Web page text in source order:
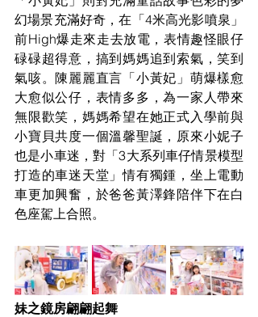
幻場景充滿好奇，在「4米高光影噴泉」
前High爆走來走去放電，表情趣怪眼仔
碌碌超得意，搞到媽媽追到索氣，笑到
氣咳。陳麗麗直言「小黃妃」萌爆樣愈
大愈似公仔，表情多多，為一家人帶來
無限歡笑，媽媽希望在她正式入學前與
小寶貝共度一個溫馨聖誕，原來小妮子
也是小車迷，對「3大系列車仔情景模型
打造的車迷天堂」情有獨鍾，坐上電動
車更加興奮，於爸爸黃澤鋒陪伴下在白
色座駕上合照。
妹之鏡房翩翩起舞